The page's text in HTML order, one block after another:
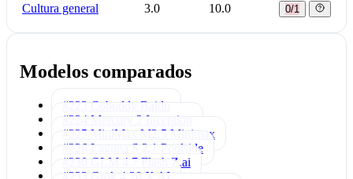
Cultura general 3.0 10.0 0/1
Modelos comparados
#223 Cobuddy Baidu
#224 Mercury 2 Inception
#225 MiniMax M2.5 Minimax
#226 Laguna S 2.1 Poolside
#230 GLM 4.7 Flash Z.ai
#233 Grok 4.20 X AI